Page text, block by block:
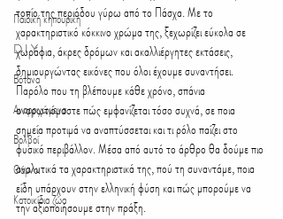
Παιδική κηπουρική
D.I.Y.
Βότανα
Αναρριχώμενα
Βολβοί
Θάμνοι
Κατοικίδια ζώα
τοπίο της περιόδου γύρω από το Πάσχα. Με το
χαρακτηριστικό κόκκινο χρώμα της, ξεχωρίζει εύκολα σε
χωράφια, άκρες δρόμων και ακαλλιέργητες εκτάσεις,
δημιουργώντας εικόνες που όλοι έχουμε συναντήσει.
Παρόλο που τη βλέπουμε κάθε χρόνο, σπάνια
αναρωτιόμαστε πώς εμφανίζεται τόσο συχνά, σε ποια
σημεία προτιμά να αναπτύσσεται και τι ρόλο παίζει στο
φυσικό περιβάλλον. Μέσα από αυτό το άρθρο θα δούμε πιο
αναλυτικά τα χαρακτηριστικά της, πού τη συναντάμε, ποια
είδη υπάρχουν στην ελληνική φύση και πώς μπορούμε να
την αξιοποιήσουμε στην πράξη.